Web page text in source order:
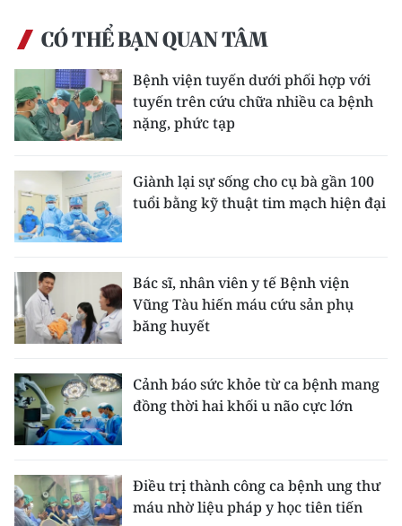
CÓ THỂ BẠN QUAN TÂM
Bệnh viện tuyến dưới phối hợp với
tuyến trên cứu chữa nhiều ca bệnh
nặng, phức tạp
Giành lại sự sống cho cụ bà gần 100
tuổi bằng kỹ thuật tim mạch hiện đại
Bác sĩ, nhân viên y tế Bệnh viện
Vũng Tàu hiến máu cứu sản phụ
băng huyết
Cảnh báo sức khỏe từ ca bệnh mang
đồng thời hai khối u não cực lớn
Điều trị thành công ca bệnh ung thư
máu nhờ liệu pháp y học tiên tiến